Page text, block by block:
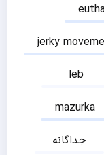
jerky
leb
mazurka
جداگانه